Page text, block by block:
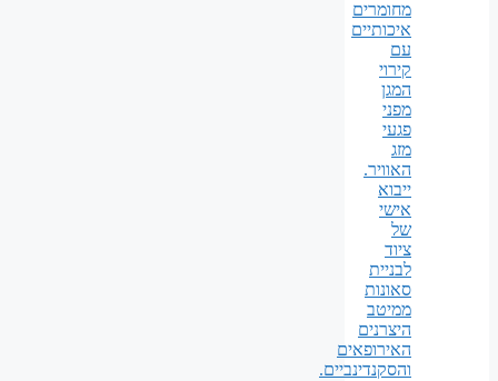
מחומרים
איכותיים
עם
קירוי
המגן
מפני
פגעי
מזג
האוויר.
ייבוא
אישי
של
ציוד
לבניית
סאונות
ממיטב
היצרנים
האירופאים
והסקנדינביים.